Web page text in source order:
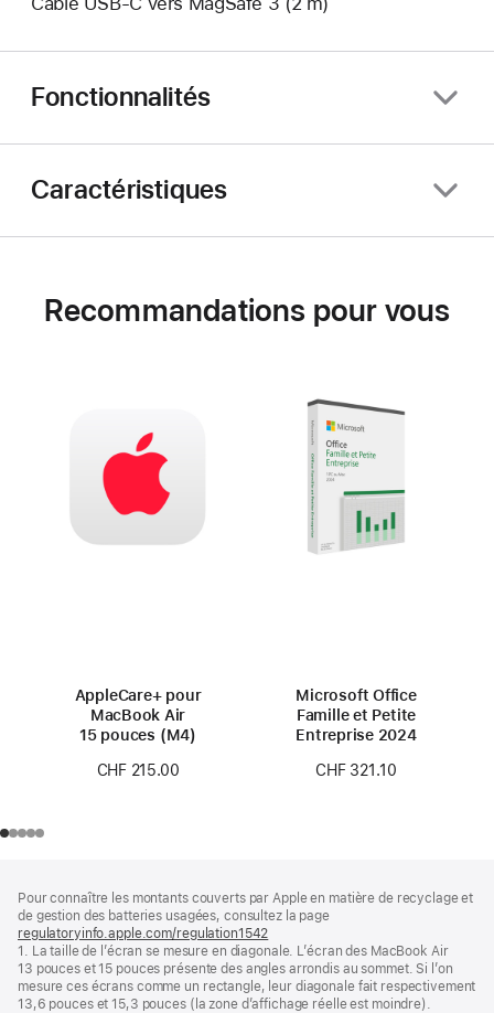
Fonctionnalités
Caractéristiques
Recommandations pour vous
AppleCare+ pour
MacBook Air
15 pouces (M4)
CHF 215.00
Microsoft Office
Famille et Petite
Entreprise 2024
CHF 321.10
de
page
de
bas
de
page
Pour connaître les montants couverts par Apple en matière de recyclage et
de gestion des batteries usagées, consultez la page
regulatoryinfo.apple.com/regulation1542
dans
une
nouvelle
fenêtre)
1. La taille de l’écran se mesure en diagonale. L’écran des MacBook Air
13 pouces et 15 pouces présente des angles arrondis au sommet. Si l’on
mesure ces écrans comme un rectangle, leur diagonale fait respectivement
13,6 pouces et 15,3 pouces (la zone d’affichage réelle est moindre).